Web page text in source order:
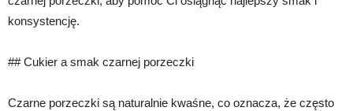
konsystencję.
## Cukier a smak czarnej porzeczki
Czarne porzeczki są naturalnie kwaśne, co oznacza, że często